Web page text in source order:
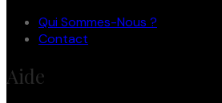
Qui Sommes-Nous ?
Contact
Aide